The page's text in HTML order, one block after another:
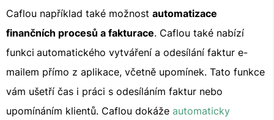
Caflou například také možnost automatizace
finančních procesů a fakturace. Caflou také nabízí
funkci automatického vytváření a odesílání faktur e-
mailem přímo z aplikace, včetně upomínek. Tato funkce
vám ušetří čas i práci s odesíláním faktur nebo
upomínáním klientů. Caflou dokáže automaticky